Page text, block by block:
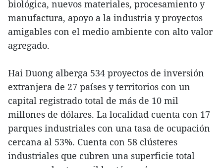
biológica, nuevos materiales, procesamiento y
manufactura, apoyo a la industria y proyectos
amigables con el medio ambiente con alto valor
agregado.
Hai Duong alberga 534 proyectos de inversión
extranjera de 27 países y territorios con un
capital registrado total de más de 10 mil
millones de dólares. La localidad cuenta con 17
parques industriales con una tasa de ocupación
cercana al 53%. Cuenta con 58 clústeres
industriales que cubren una superficie total